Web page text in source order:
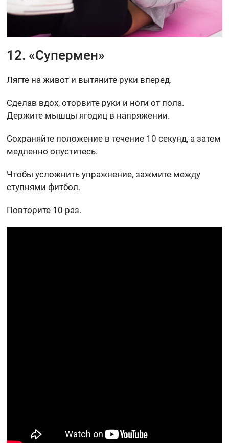
12. «Супермен»
Лягте на живот и вытяните руки вперед.
Сделав вдох, оторвите руки и ноги от пола.
Держите мышцы ягодиц в напряжении.
Сохраняйте положение в течение 10 секунд, а затем
медленно опуститесь.
Чтобы усложнить упражнение, зажмите между
ступнями фитбол.
Повторите 10 раз.